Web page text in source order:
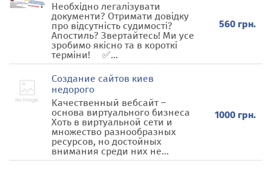
Необхідно легалізувати
документи? Отримати довідку
про відсутність судимості?
Апостиль? Звертайтесь! Ми усе
зробимо якісно та в короткі
терміни! ⠀ ✅...
560 грн.
Создание сайтов киев
недорого
Качественный вебсайт –
основа виртуального бизнеса
Хоть в виртуальной сети и
множество разнообразных
ресурсов, но достойных
внимания среди них не...
1000 грн.